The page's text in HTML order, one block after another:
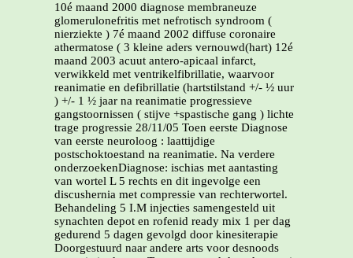
10é maand 2000 diagnose membraneuze
glomerulonefritis met nefrotisch syndroom (
nierziekte ) 7é maand 2002 diffuse coronaire
athermatose ( 3 kleine aders vernouwd(hart) 12é
maand 2003 acuut antero-apicaal infarct,
verwikkeld met ventrikelfibrillatie, waarvoor
reanimatie en defibrillatie (hartstilstand +/- ½ uur
) +/- 1 ½ jaar na reanimatie progressieve
gangstoornissen ( stijve +spastische gang ) lichte
trage progressie 28/11/05 Toen eerste Diagnose
van eerste neuroloog : laattijdige
postschoktoestand na reanimatie. Na verdere
onderzoekenDiagnose: ischias met aantasting
van wortel L 5 rechts en dit ingevolge een
discushernia met compressie van rechterwortel.
Behandeling 5 I.M injecties samengesteld uit
synachten depot en rofenid ready mix 1 per dag
gedurend 5 dagen gevolgd door kinesiterapie
Doorgestuurd naar andere arts voor desnoods